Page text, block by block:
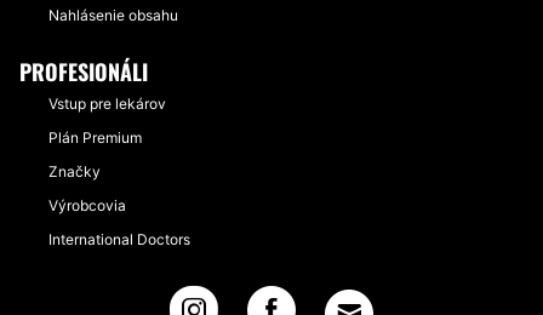
Nahlásenie obsahu
PROFESIONÁLI
Vstup pre lekárov
Plán Premium
Značky
Výrobcovia
International Doctors